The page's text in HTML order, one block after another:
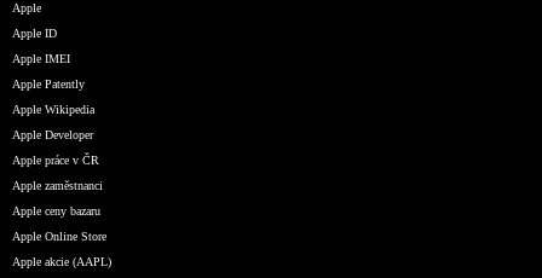
Apple
Apple ID
Apple IMEI
Apple Patently
Apple Wikipedia
Apple Developer
Apple práce v ČR
Apple zaměstnanci
Apple ceny bazaru
Apple Online Store
Apple akcie (AAPL)